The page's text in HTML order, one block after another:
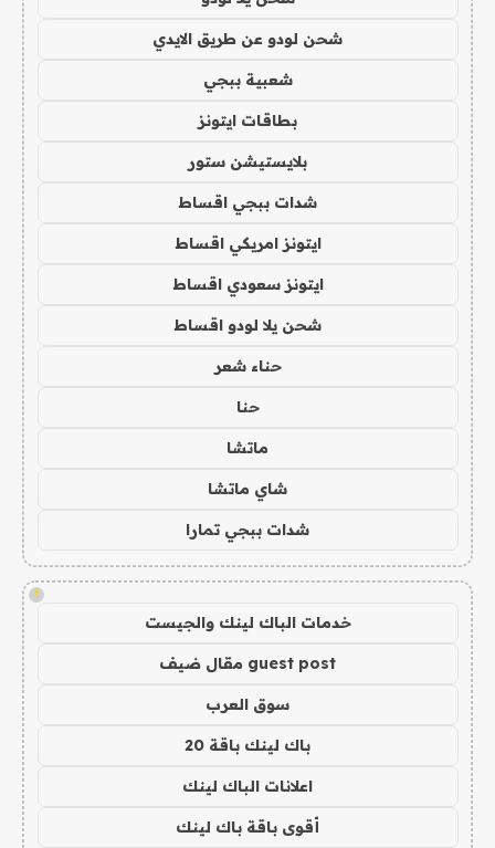
شحن لودو عن طريق الايدي
شعبية ببجي
بطاقات ايتونز
بلايستيشن ستور
شدات ببجي اقساط
ايتونز امريكي اقساط
ايتونز سعودي اقساط
شحن يلا لودو اقساط
حناء شعر
حنا
ماتشا
شاي ماتشا
شدات ببجي تمارا
!
خدمات الباك لينك والجيست
guest post مقال ضيف
سوق العرب
باك لينك باقة 20
اعلانات الباك لينك
أقوى باقة باك لينك